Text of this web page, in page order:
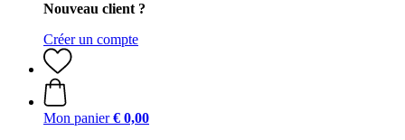
Nouveau client ?
Créer un compte
Mon panier € 0,00